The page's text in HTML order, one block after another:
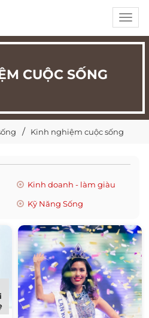
CUỘC SỐNG
Kinh nghiệm cuộc sống
Kinh doanh - làm giàu
Kỹ Năng Sống